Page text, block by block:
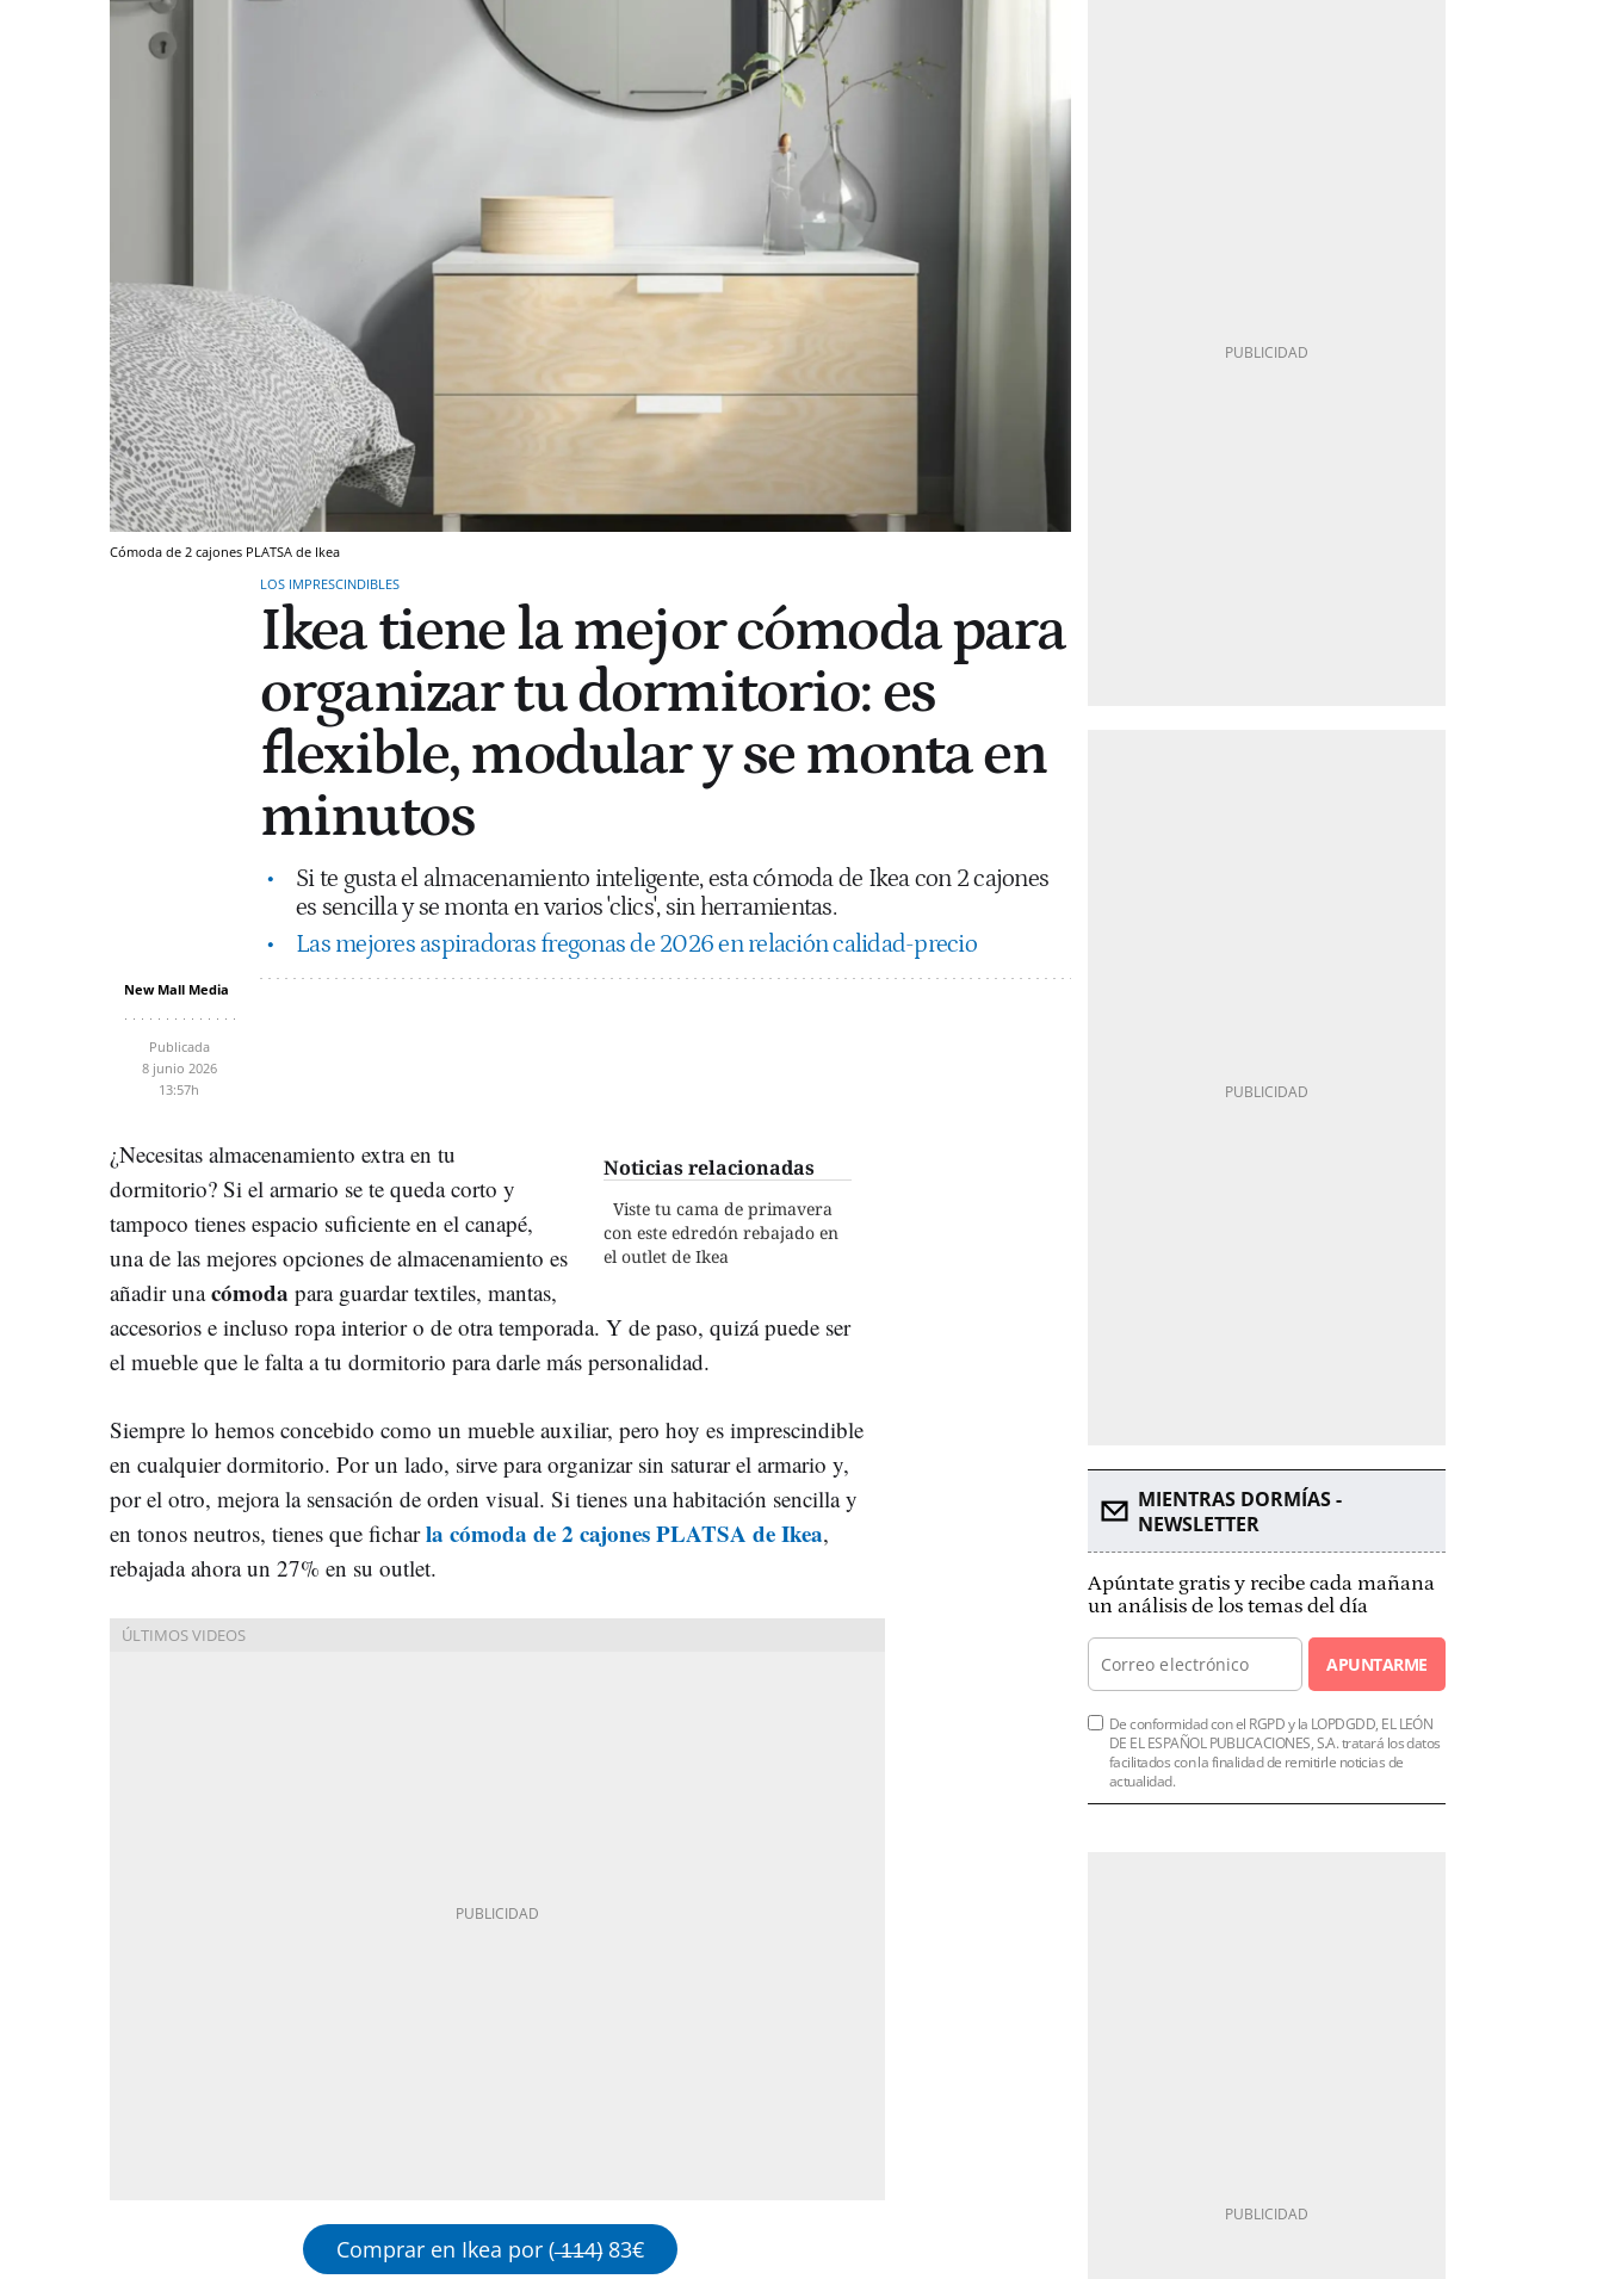
Cómoda de 2 cajones PLATSA de Ikea
LOS IMPRESCINDIBLES
Ikea tiene la mejor cómoda para
organizar tu dormitorio: es
flexible, modular y se monta en
minutos
Si te gusta el almacenamiento inteligente, esta cómoda de Ikea con 2 cajones
es sencilla y se monta en varios 'clics', sin herramientas.
Las mejores aspiradoras fregonas de 2026 en relación calidad-precio
New Mall Media
Publicada
8 junio 2026
13:57h
Noticias relacionadas
Viste tu cama de primavera
con este edredón rebajado en
el outlet de Ikea
¿Necesitas almacenamiento extra en tu
dormitorio? Si el armario se te queda corto y
tampoco tienes espacio suficiente en el canapé,
una de las mejores opciones de almacenamiento es
añadir unacómoda para guardar textiles, mantas,
accesorios e incluso ropa interior o de otra temporada. Y de paso, quizá puede ser
el mueble que le falta a tu dormitorio para darle más personalidad.
Siempre lo hemos concebido como un mueble auxiliar, pero hoy es imprescindible
en cualquier dormitorio. Por un lado, sirve para organizar sin saturar el armario y,
por el otro, mejora la sensación de orden visual. Si tienes una habitación sencilla y
en tonos neutros, tienes que ficharla cómoda de 2 cajones PLATSA de Ikea,
rebajada ahora un 27% en su outlet.
Comprar en Ikea por ( ̶1̶1̶4̶) 83€
MIENTRAS DORMÍAS -
NEWSLETTER
Apúntate gratis y recibe cada mañana
un análisis de los temas del día
APUNTARME
De conformidad con el RGPD y la LOPDGDD, EL LEÓN
DE EL ESPAÑOL PUBLICACIONES, S.A. tratará los datos
facilitados con la finalidad de remitirle noticias de
actualidad.